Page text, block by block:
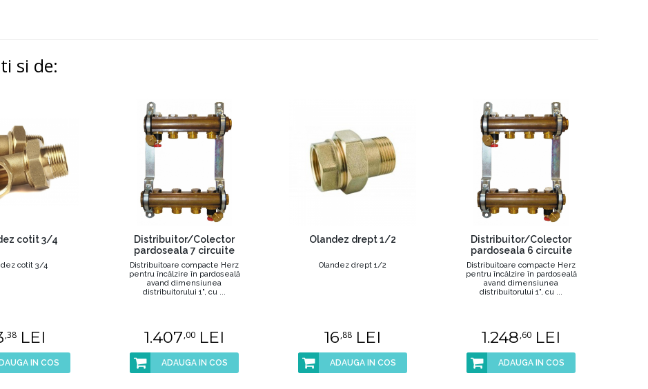
si de:
cotit 3/4
cotit 3/4
,38LEI
IN COS
Distribuitor/Colector
pardoseala 7 circuite
Distribuitoare compacte Herz
pentru încălzire în pardoseală
avand dimensiunea
distribuitorului 1", cu ...
1.407,00LEI
ADAUGA IN COS
Olandez drept 1/2
Olandez drept 1/2
16,88LEI
ADAUGA IN COS
Distribuitor/Colector
pardoseala 6 circuite
Distribuitoare compacte Herz
pentru încălzire în pardoseală
avand dimensiunea
distribuitorului 1", cu ...
1.248,60LEI
ADAUGA IN COS